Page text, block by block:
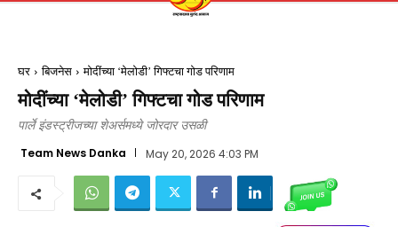
घर बिजनेस मोदींच्या ‘मेलोडी’ गिफ्टचा गोड परिणाम
मोदींच्या ‘मेलोडी’ गिफ्टचा गोड परिणाम
पार्ले इंडस्ट्रीजच्या शेअर्समध्ये जोरदार उसळी
Team News Danka May 20, 2026 4:03 PM